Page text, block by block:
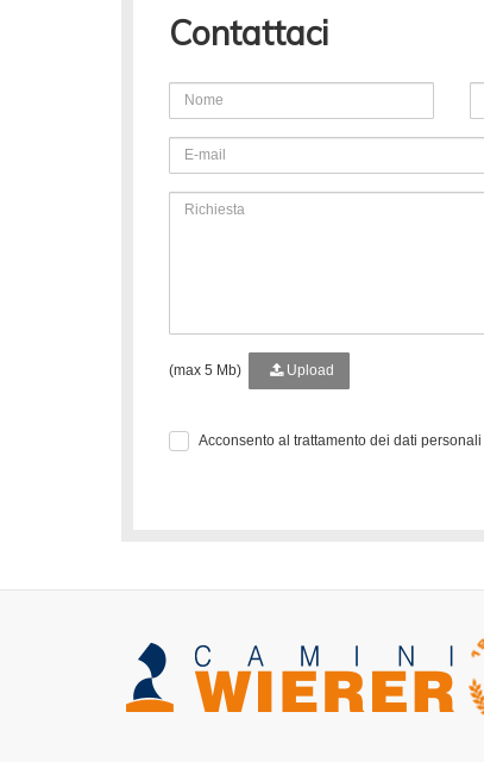
Contattaci
(max 5 Mb) Upload
Acconsento al trattamento dei dati